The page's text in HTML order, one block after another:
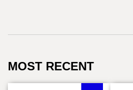
MOST RECENT